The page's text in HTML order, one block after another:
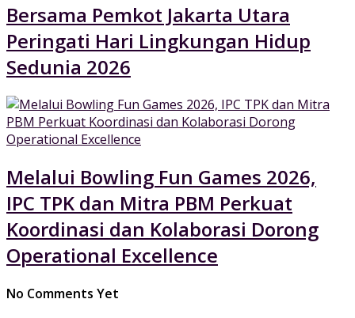
Bersama Pemkot Jakarta Utara
Peringati Hari Lingkungan Hidup
Sedunia 2026
Melalui Bowling Fun Games 2026,
IPC TPK dan Mitra PBM Perkuat
Koordinasi dan Kolaborasi Dorong
Operational Excellence
No Comments Yet